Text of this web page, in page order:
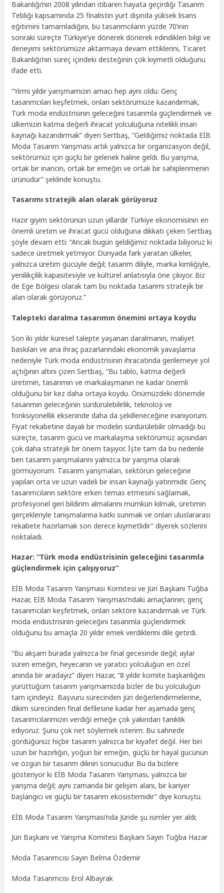
Bakanlığı’nın 2008 yılından itibaren hayata geçirdiği Tasarım
Tebliği kapsamında 25 finalistin yurt dışında yüksek lisans
eğitimini tamamladığını, bu tasarımcıların yüzde 70’inin
sonraki süreçte Türkiye’ye dönerek dönerek edindikleri bilgi ve
deneyimi sektörümüze aktarmaya devam ettiklerini, Ticaret
Bakanlığı’nın süreç içindeki desteğinin çok kıymetli olduğunu
ifade etti.
“Yirmi yıldır yarışmamızın amacı hep aynı oldu: Genç
tasarımcıları keşfetmek, onları sektörümüze kazandırmak,
Türk moda endüstrisinin geleceğini tasarımla güçlendirmek ve
ülkemizin katma değerli ihracat yolculuğuna nitelikli insan
kaynağı kazandırmak” diyen Sertbaş, “Geldiğimiz noktada EİB
Moda Tasarım Yarışması artık yalnızca bir organizasyon değil,
sektörümüz için güçlü bir gelenek haline geldi. Bu yarışma,
ortak bir inancın, ortak bir emeğin ve ortak bir sahiplenmenin
ürünüdür” şeklinde konuştu.
Tasarımı stratejik alan olarak görüyoruz
Hazır giyim sektörünün uzun yıllardır Türkiye ekonomisinin en
önemli üretim ve ihracat gücü olduğuna dikkati çeken Sertbaş
şöyle devam etti: “Ancak bugün geldiğimiz noktada biliyoruz ki
sadece üretmek yetmiyor. Dünyada fark yaratan ülkeler,
yalnızca üretim gücüyle değil; tasarım diliyle, marka kimliğiyle,
yenilikçilik kapasitesiyle ve kültürel anlatısıyla öne çıkıyor. Biz
de Ege Bölgesi olarak tam bu noktada tasarımı stratejik bir
alan olarak görüyoruz.”
Talepteki daralma tasarımın önemini ortaya koydu
Son iki yıldır küresel talepte yaşanan daralmanın, maliyet
baskıları ve ana ihraç pazarlarındaki ekonomik yavaşlama
nedeniyle Türk moda endüstrisinin ihracatında gerilemeye yol
açtığının altını çizen Sertbaş, “Bu tablo, katma değerli
üretimin, tasarımın ve markalaşmanın ne kadar önemli
olduğunu bir kez daha ortaya koydu. Önümüzdeki dönemde
tasarımın geleceğinin sürdürülebilirlik, teknoloji ve
fonksiyonellik ekseninde daha da şekilleneceğine inanıyorum.
Fiyat rekabetine dayalı bir modelin sürdürülebilir olmadığı bu
süreçte, tasarım gücü ve markalaşma sektörümüz açısından
çok daha stratejik bir önem taşıyor. İşte tam da bu nedenle
ben tasarım yarışmalarını yalnızca bir yarışma olarak
görmüyorum. Tasarım yarışmaları, sektörün geleceğine
yapılan orta ve uzun vadeli bir insan kaynağı yatırımıdır. Genç
tasarımcıların sektöre erken temas etmesini sağlamak,
profesyonel geri bildirim almalarını mümkün kılmak, üretimin
gerçekleriyle tanışmalarına katkı sunmak ve onları uluslararası
rekabete hazırlamak son derece kıymetlidir” diyerek sözlerini
noktaladı.
Hazar: “Türk moda endüstrisinin geleceğini tasarımla
güçlendirmek için çalışıyoruz”
EİB Moda Tasarım Yarışması Komitesi ve Jüri Başkanı Tuğba
Hazar, EİB Moda Tasarım Yarışması’ndaki amaçlarının; genç
tasarımcıları keşfetmek, onları sektöre kazandırmak ve Türk
moda endüstrisinin geleceğini tasarımla güçlendirmek
olduğunu bu amaçla 20 yıldır emek verdiklerini dile getirdi.
“Bu akşam burada yalnızca bir final gecesinde değil; aylar
süren emeğin, heyecanın ve yaratıcı yolculuğun en özel
anında bir aradayız” diyen Hazar, “8 yıldır komite başkanlığını
yürüttüğüm tasarım yarışmamızda bizler de bu yolculuğun
tam içindeyiz. Başvuru sürecinden jüri değerlendirmelerine,
dikim sürecinden final defilesine kadar her aşamada genç
tasarımcılarımızın verdiği emeğe çok yakından tanıklık
ediyoruz. Şunu çok net söylemek isterim: Bu sahnede
gördüğünüz hiçbir tasarım yalnızca bir kıyafet değil. Her biri
uzun bir hazırlığın, yoğun bir emeğin, güçlü bir hayal gücünün
ve özgün bir tasarım dilinin sonucudur. Bu da bizlere
gösteriyor ki EİB Moda Tasarım Yarışması, yalnızca bir
yarışma değil; aynı zamanda bir gelişim alanı, bir kariyer
başlangıcı ve güçlü bir tasarım ekosistemidir” diye konuştu.
EİB Moda Tasarım Yarışması’nda Jüride şu isimler yer aldı;
Jüri Başkanı ve Yarışma Komitesi Başkanı Sayın Tuğba Hazar
Moda Tasarımcısı Sayın Belma Özdemir
Moda Tasarımcısı Erol Albayrak